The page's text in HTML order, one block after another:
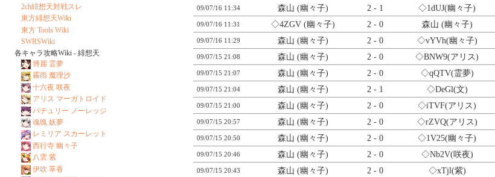
09/07/16 11:34 森山 (幽々子) 2 - 1 ◇1dUJ(幽々子)
09/07/16 11:31 ◇4ZGV(幽々子) 2 - 0 森山 (幽々子)
09/07/16 11:29 森山 (幽々子) 2 - 0 ◇vYVh(幽々子)
09/07/15 21:08 森山 (幽々子) 2 - 0 ◇BNW9(アリス)
09/07/15 21:07 森山 (幽々子) 2 - 0 ◇qQTV(霊夢)
09/07/15 21:04 森山 (幽々子) 2 - 1 ◇DeGl(文)
09/07/15 21:00 森山 (幽々子) 2 - 0 ◇iTVF(アリス)
09/07/15 20:57 森山 (幽々子) 2 - 0 ◇rZVQ(アリス)
09/07/15 20:50 森山 (幽々子) 2 - 0 ◇1V25(幽々子)
09/07/15 20:46 森山 (幽々子) 2 - 0 ◇Nb2V(咲夜)
09/07/15 20:43 森山 (幽々子) 2 - 0 ◇xTjl(紫)
2ch緋想天対戦スレ
東方緋想天Wiki
東方 Tools Wiki
SWRSWiki
各キャラ攻略Wiki - 緋想天
博麗 霊夢
霧雨 魔理沙
十六夜 咲夜
アリス マーガトロイド
パチュリー ノーレッジ
魂魄 妖夢
レミリア スカーレット
西行寺 幽々子
八雲 紫
伊吹 萃香